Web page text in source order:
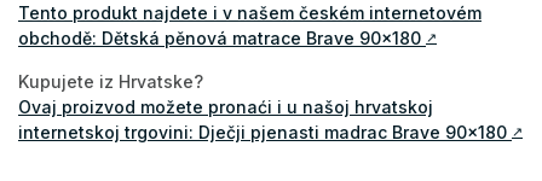
Tento produkt najdete i v našem českém internetovém
obchodě: Dětská pěnová matrace Brave 90x180 ↗
Kupujete iz Hrvatske?
Ovaj proizvod možete pronaći i u našoj hrvatskoj
internetskoj trgovini: Dječji pjenasti madrac Brave 90x180 ↗